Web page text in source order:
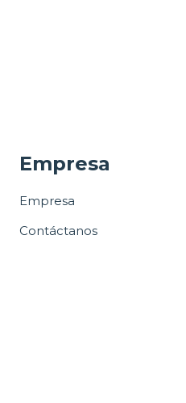
Empresa
Empresa
Contáctanos